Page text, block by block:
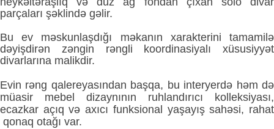
parçaları şəklində gəlir.
Bu ev məskunlaşdığı məkanın xarakterini tamamilə
dəyişdirən zəngin rəngli koordinasiyalı xüsusiyyət
divarlarına malikdir.
Evin rəng qalereyasından başqa, bu interyerdə həm də
müasir mebel dizaynının ruhlandırıcı kolleksiyası,
ecazkar açıq və axıcı funksional yaşayış sahəsi, rahat
qonaq otağı var.